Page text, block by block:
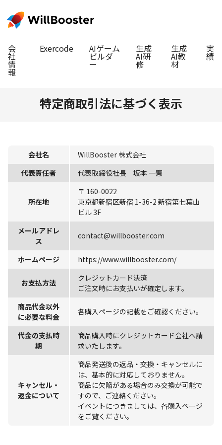
会
社
情
報
Exercode AIゲーム
ビルダ
ー
生成
AI研
修
生成
AI教
材
実
績
特定商取引法に基づく表示
会社名
WillBooster 株式会社
代表責任者
代表取締役社長 坂本 一憲
所在地
〒 160-0022
東京都新宿区新宿 1-36-2 新宿第七葉山
ビル 3F
メールアドレ
ス
contact@willbooster.com
ホームページ https://www.willbooster.com/
お支払方法
クレジットカード決済
ご注文時にお支払いが確定します。
商品代金以外
に必要な料金
各購入ページの記載をご確認ください。
代金の支払時
期
商品購入時にクレジットカード会社へ請
求いたします。
キャンセル・
返金について
商品発送後の返品・交換・キャンセルに
は、基本的に対応しておりません。
商品に欠陥がある場合のみ交換が可能で
すので、ご連絡ください。
イベントにつきましては、各購入ページ
をご覧ください。